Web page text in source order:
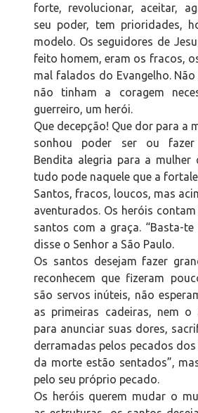
forte, revolucionar, aceitar,
seu poder, tem prioridades,
modelo. Os seguidores de
feito homem, eram os fracos,
mal falados do Evangelho.
não tinham a coragem
guerreiro, um herói.
Que decepção! Que dor para a
sonhou poder ser ou fazer
Bendita alegria para a mulher
tudo pode naquele que a
Santos, fracos, loucos, mas
aventurados. Os heróis
santos com a graça. “Basta-te
disse o Senhor a São Paulo.
Os santos desejam fazer
reconhecem que fizeram
são servos inúteis, não
as primeiras cadeiras, nem
para anunciar suas dores,
derramadas pelos pecados
da morte estão sentados”,
pelo seu próprio pecado.
Os heróis querem mudar o